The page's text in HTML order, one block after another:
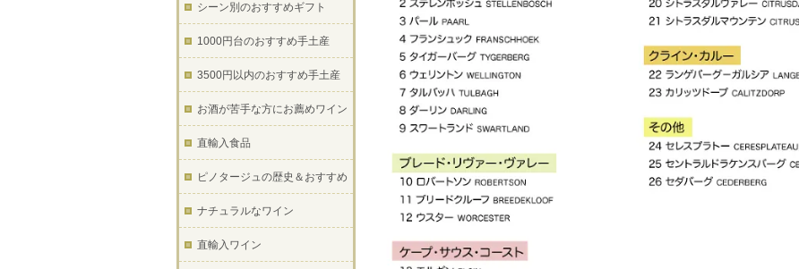
シーン別のおすすめギフト
1000円台のおすすめ手土産
3500円以内のおすすめ手土産
お酒が苦手な方にお薦めワイン
直輸入食品
ピノタージュの歴史＆おすすめ
ナチュラルなワイン
直輸入ワイン